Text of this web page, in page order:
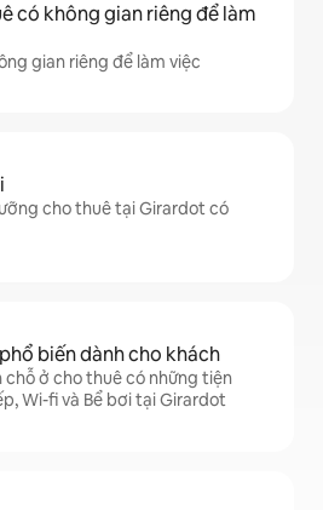
có không gian riêng để làm
gian riêng để làm việc
cho thuê tại Girardot có
biến dành cho khách
chỗ ở cho thuê có những tiện
Wi-fi và Bể bơi tại Girardot